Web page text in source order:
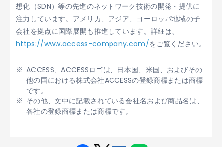
想化（SDN）等の先進のネットワーク技術の開発・提供に
注力しています。アメリカ、アジア、ヨーロッパ地域の子
会社を拠点に国際展開も推進しています。詳細は、
https://www.access-company.com/をご覧ください。
ACCESS、ACCESSロゴは、日本国、米国、およびその
他の国における株式会社ACCESSの登録商標または商標
です。
その他、文中に記載されている会社名および商品名は、
各社の登録商標または商標です。